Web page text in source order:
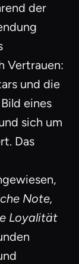
der
Vertrauen:
und die
eines
sich um
Das
Note,
Loyalität